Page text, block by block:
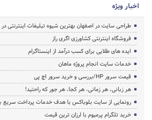
اخبار ویژه
طراحی سایت در اصفهان بهترین شیوه تبلیغات اینترنتی
فروشگاه اینترنتی کشاورزی اگری راز
ایده های طلایی برای کسب درآمد از اینستاگرام
خدمات سایت انجام پروژه ماهان
قیمت سرور HP/بررسی و خرید سرور اچ پی
هر زبانی، هر زمانی، هر کجا، هر جور که راحتید!
رونمایی از سایت بلوباکس با هدف خدمات پرداخت سریع
خرید تلگرام پرمیوم با ارزان ترین قیمت